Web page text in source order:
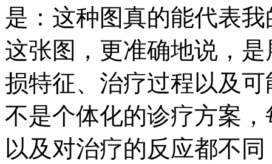
是：这种图真的能代表
这张图，更准确地说，
损特征、治疗过程以及
不是个体化的诊疗方案
以及对治疗的反应都不